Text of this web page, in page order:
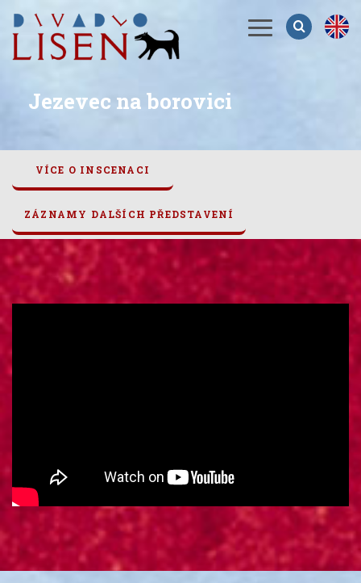
Menu
Jezevec na borovici
VÍCE O INSCENACI
ZÁZNAMY DALŠÍCH PŘEDSTAVENÍ